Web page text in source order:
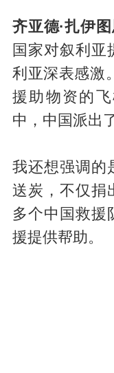
齐亚德·扎伊图
国家对叙利亚
利亚深表感激
援助物资的
中，中国派出
我还想强调的
送炭，不仅捐
多个中国救援
援提供帮助。